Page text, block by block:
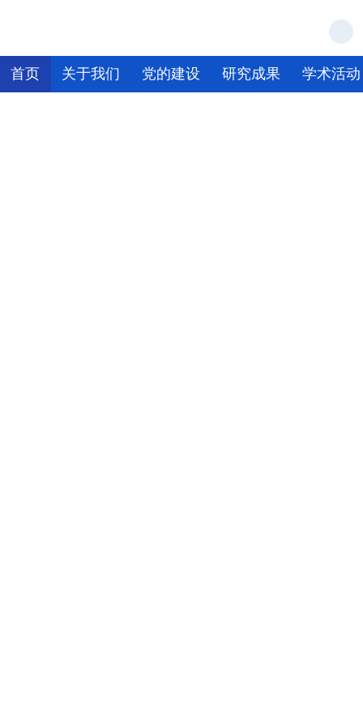
首页 关于我们 党的建设 研究成果 学术活动